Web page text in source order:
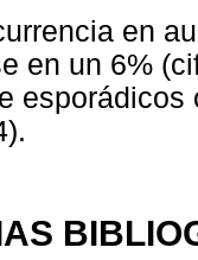
en
en un 6%